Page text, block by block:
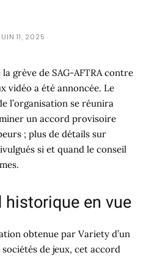
11, 2025
grève de SAG-AFTRA contre
vidéo a été annoncée. Le
l’organisation se réunira
un accord provisoire
; plus de détails sur
si et quand le conseil
historique en vue
obtenue par Variety d’un
de jeux, cet accord